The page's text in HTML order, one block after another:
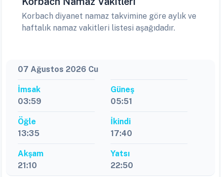
Korbach diyanet namaz takvimine göre aylık ve
haftalık namaz vakitleri listesi aşağıdadır.
07 Ağustos 2026 Cu
İmsak
03:59
Güneş
05:51
Öğle
13:35
İkindi
17:40
Akşam
21:10
Yatsı
22:50